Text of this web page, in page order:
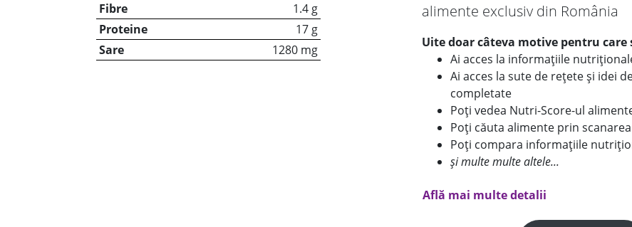
Fibre
1.4 g
Proteine
17 g
Sare
1280 mg
alimente exclusiv din România
Uite doar câteva motive pentru care
Ai acces la informațiile
Ai acces la sute de rețete și idei
completate
Poți vedea Nutri-Score-ul
Poți căuta alimente prin
Poți compara informațiile
și multe multe altele...
Află mai multe detalii